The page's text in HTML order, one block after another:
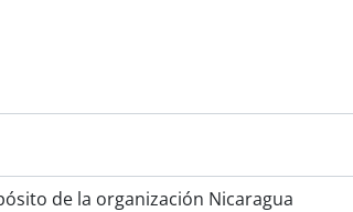
de la organización Nicaragua